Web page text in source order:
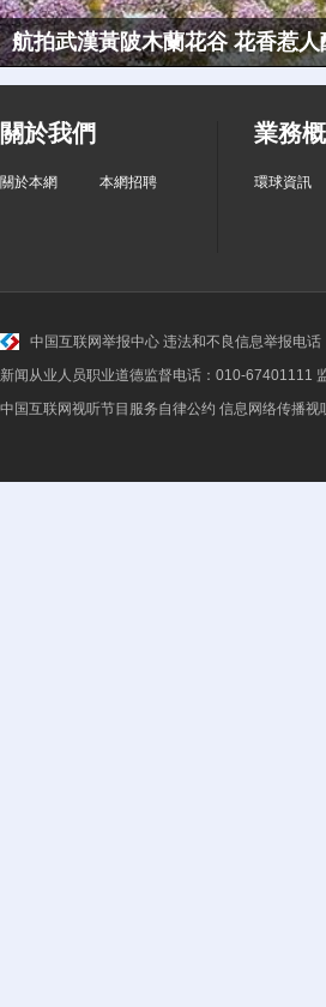
航拍武漢黃陂木蘭花谷 花香惹人
關於我們
關於本網 本網招聘
業務
環球資訊
中国互联网举报中心 违法和不良信息举报电
新闻从业人员职业道德监督电话：010-67401111
中国互联网视听节目服务自律公约 信息网络传播